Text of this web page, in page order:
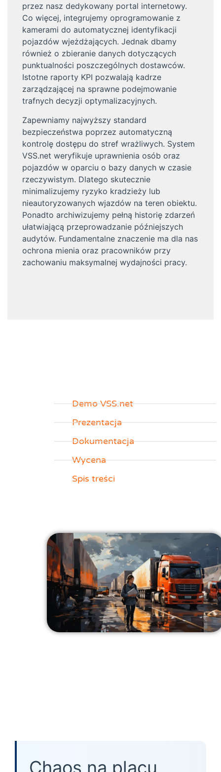
przez nasz dedykowany portal internetowy.
Co więcej, integrujemy oprogramowanie z
kamerami do automatycznej identyfikacji
pojazdów wjeżdżających. Jednak dbamy
również o zbieranie danych dotyczących
punktualności poszczególnych dostawców.
Istotne raporty KPI pozwalają kadrze
zarządzającej na sprawne podejmowanie
trafnych decyzji optymalizacyjnych.
Zapewniamy najwyższy standard
bezpieczeństwa poprzez automatyczną
kontrolę dostępu do stref wrażliwych. System
VSS.net weryfikuje uprawnienia osób oraz
pojazdów w oparciu o bazy danych w czasie
rzeczywistym. Dlatego skutecznie
minimalizujemy ryzyko kradzieży lub
nieautoryzowanych wjazdów na teren obiektu.
Ponadto archiwizujemy pełną historię zdarzeń
ułatwiającą przeprowadzanie późniejszych
audytów. Fundamentalne znaczenie ma dla nas
ochrona mienia oraz pracowników przy
zachowaniu maksymalnej wydajności pracy.
Demo VSS.net
Prezentacja
Dokumentacja
Wycena
Spis treści
Chaos na placu